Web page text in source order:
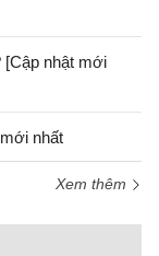
nhật mới
nhất
Xem thêm